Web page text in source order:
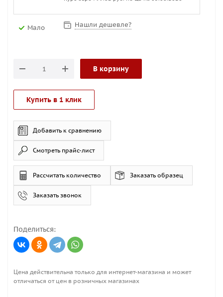
Мало Нашли дешевле?
В корзину
Купить в 1 клик
Смотреть прайс-лист
Добавить к сравнению
Рассчитать количество Заказать образец
Заказать звонок
Поделиться:
Цена действительна только для интернет-магазина и может
отличаться от цен в розничных магазинах